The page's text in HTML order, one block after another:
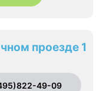
проезде 1
49-09